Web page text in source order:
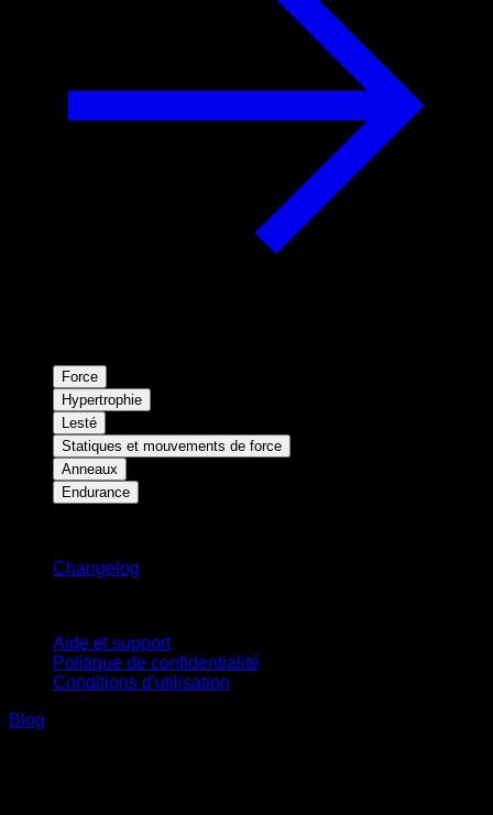
Force
Hypertrophie
Lesté
Statiques et mouvements de force
Anneaux
Endurance
Changelog
Aide et support
Politique de confidentialité
Conditions d'utilisation
Blog